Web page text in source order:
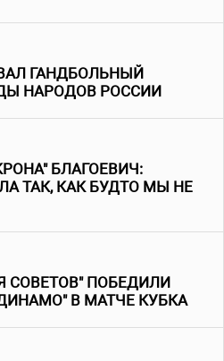
ГАНДБОЛЬНЫЙ
НАРОДОВ РОССИИ
БЛАГОЕВИЧ:
ТАК, КАК БУДТО МЫ НЕ
СОВЕТОВ" ПОБЕДИЛИ
В МАТЧЕ КУБКА